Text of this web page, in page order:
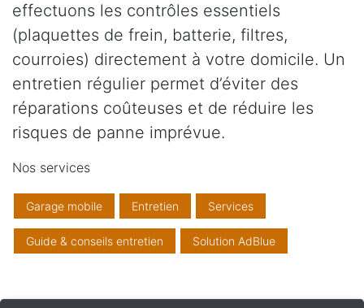
effectuons les contrôles essentiels
(plaquettes de frein, batterie, filtres,
courroies) directement à votre domicile. Un
entretien régulier permet d’éviter des
réparations coûteuses et de réduire les
risques de panne imprévue.
Nos services
Garage mobile Entretien Services
Guide & conseils entretien Solution AdBlue